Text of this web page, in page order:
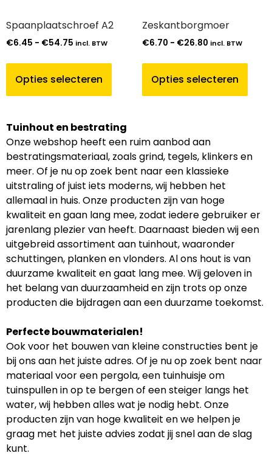
Spaanplaatschroef A2
€6.45 - €54.75 incl. BTW
Opties selecteren
Zeskantborgmoer
€6.70 - €26.80 incl. BTW
Opties selecteren
Tuinhout en bestrating
Onze webshop heeft een ruim aanbod aan
bestratingsmateriaal, zoals grind, tegels, klinkers en
meer. Of je nu op zoek bent naar een klassieke
uitstraling of juist iets moderns, wij hebben het
allemaal in huis. Onze producten zijn van hoge
kwaliteit en gaan lang mee, zodat iedere gebruiker er
jarenlang plezier van heeft. Daarnaast bieden wij een
uitgebreid assortiment aan tuinhout, waaronder
schuttingen, planken en vlonders. Al ons hout is van
duurzame kwaliteit en gaat lang mee. Wij geloven in
het belang van duurzaamheid en zijn trots op onze
producten die bijdragen aan een duurzame toekomst.
Perfecte bouwmaterialen!
Ook voor het bouwen van kleine constructies bent je
bij ons aan het juiste adres. Of je nu op zoek bent naar
materiaal voor een pergola, een tuinhuisje om
tuinspullen in op te bergen of een steiger langs het
water, wij hebben alles wat je nodig hebt. Onze
producten zijn van hoge kwaliteit en we helpen je
graag met het juiste advies zodat jij snel aan de slag
kunt.